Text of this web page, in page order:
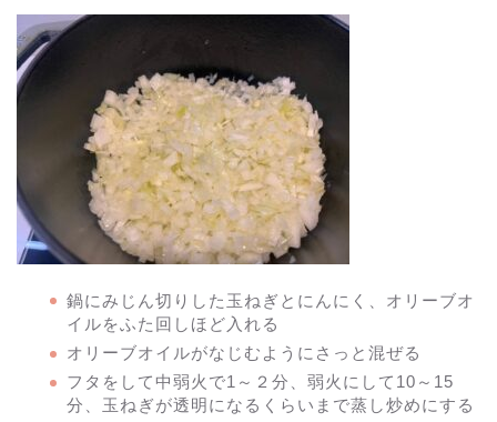
鍋にみじん切りした玉ねぎとにんにく、オリーブオ
イルをふた回しほど入れる
オリーブオイルがなじむようにさっと混ぜる
フタをして中弱火で1～２分、弱火にして10～15
分、玉ねぎが透明になるくらいまで蒸し炒めにする